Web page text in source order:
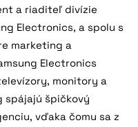
a riaditeľ divízie
Electronics, a spolu s
marketing a
Electronics
monitory a
spájajú špičkový
vďaka čomu sa z